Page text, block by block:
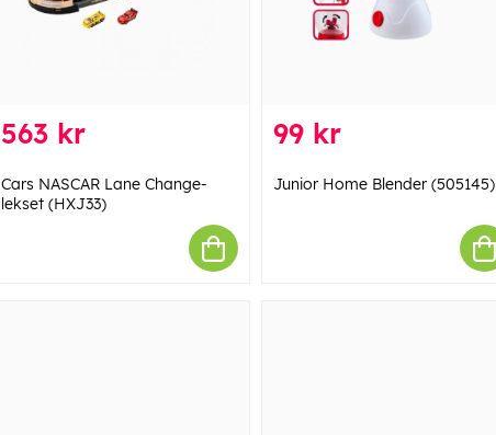
563 kr
Cars NASCAR Lane Change-
lekset (HXJ33)
99 kr
Junior Home Blender (505145)